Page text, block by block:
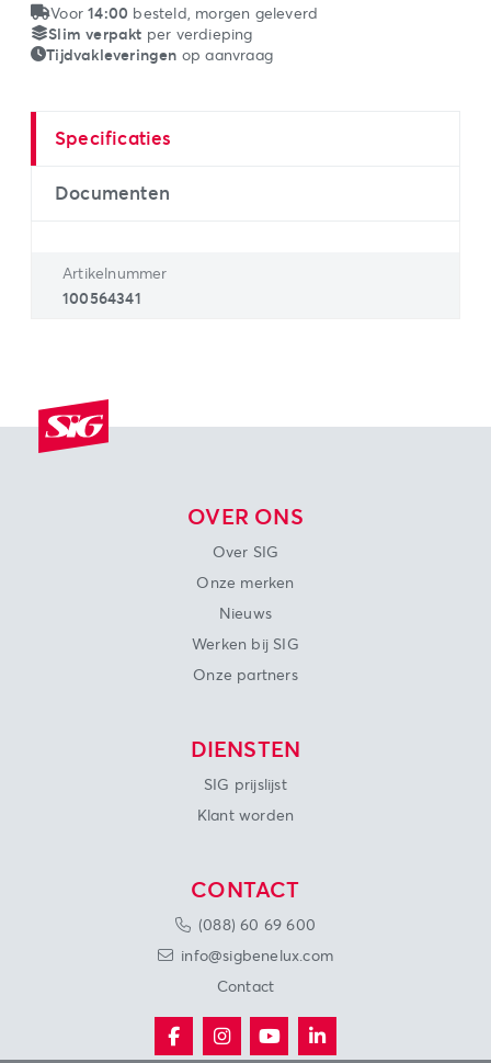
Voor14:00 besteld, morgen geleverd
Slim verpakt per verdieping
Tijdvakleveringen op aanvraag
Specificaties
Documenten
Artikelnummer
100564341
OVER ONS
Over SIG
Onze merken
Nieuws
Werken bij SIG
Onze partners
DIENSTEN
SIG prijslijst
Klant worden
CONTACT
(088) 60 69 600
info@sigbenelux.com
Contact